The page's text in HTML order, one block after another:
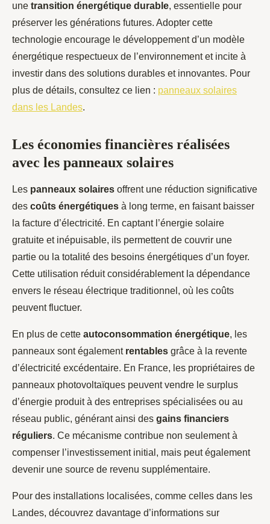
une transition énergétique durable, essentielle pour
préserver les générations futures. Adopter cette
technologie encourage le développement d’un modèle
énergétique respectueux de l’environnement et incite à
investir dans des solutions durables et innovantes. Pour
plus de détails, consultez ce lien : panneaux solaires
dans les Landes.
Les économies financières réalisées
avec les panneaux solaires
Les panneaux solaires offrent une réduction significative
des coûts énergétiques à long terme, en faisant baisser
la facture d’électricité. En captant l’énergie solaire
gratuite et inépuisable, ils permettent de couvrir une
partie ou la totalité des besoins énergétiques d’un foyer.
Cette utilisation réduit considérablement la dépendance
envers le réseau électrique traditionnel, où les coûts
peuvent fluctuer.
En plus de cette autoconsommation énergétique, les
panneaux sont également rentables grâce à la revente
d’électricité excédentaire. En France, les propriétaires de
panneaux photovoltaïques peuvent vendre le surplus
d’énergie produit à des entreprises spécialisées ou au
réseau public, générant ainsi des gains financiers
réguliers. Ce mécanisme contribue non seulement à
compenser l’investissement initial, mais peut également
devenir une source de revenu supplémentaire.
Pour des installations localisées, comme celles dans les
Landes, découvrez davantage d’informations sur